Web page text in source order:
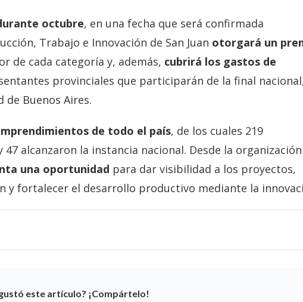
octubre, en una fecha que será confirmada
Trabajo e Innovación de San Juan otorgará un
de cada categoría y, además, cubrirá los gastos de
provinciales que participarán de la final
de Buenos Aires.
de todo el país, de los cuales 219
alcanzaron la instancia nacional. Desde la organización
una oportunidad para dar visibilidad a los proyectos,
y fortalecer el desarrollo productivo mediante la
gustó este artículo? ¡Compártelo!